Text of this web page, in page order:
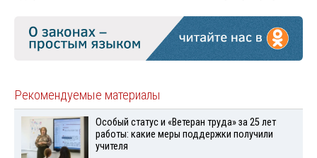
Рекомендуемые материалы
Особый статус и «Ветеран труда» за 25 лет
работы: какие меры поддержки получили
учителя